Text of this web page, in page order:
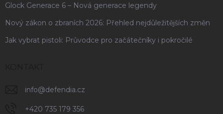
Glock Generace 6 – Nová generace legendy
Nový zákon o zbraních 2026: Přehled nejdůležitějších změn
Jak vybrat pistoli: Průvodce pro začátečníky i pokročilé
info@defendia.cz
+420 735 179 356